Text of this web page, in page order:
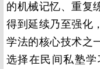
的机械记忆、重复
得到延续乃至强化
学法的核心技术之
选择在民间私塾